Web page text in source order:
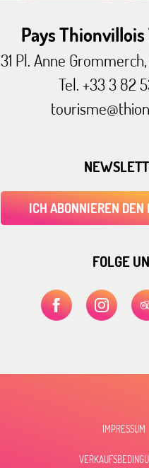
Pays
31 Pl. Anne
Tel. +33 3 82
ICH ABONNIEREN
FOLGE
IMPRESSUM